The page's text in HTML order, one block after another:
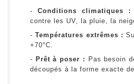
- Conditions climatiques :
contre les UV, la pluie, la
-Températures extrêmes :
+70°C.
- Prêt à poser :
Pas besoin
découpés à la forme exacte